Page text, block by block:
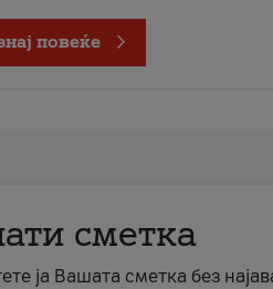
повеќе
сметка
ја Вашата сметка без